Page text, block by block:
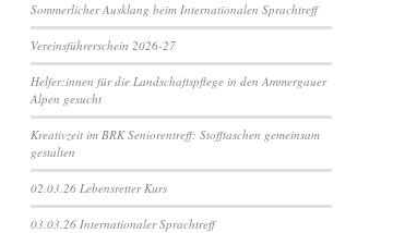
Sommerlicher Ausklang beim Internationalen Sprachtreff
Vereinsführerschein 2026-27
Helfer:innen für die Landschaftspflege in den Ammergauer
Alpen gesucht
Kreativzeit im BRK Seniorentreff: Stofftaschen gemeinsam
gestalten
02.03.26 Lebensretter Kurs
03.03.26 Internationaler Sprachtreff